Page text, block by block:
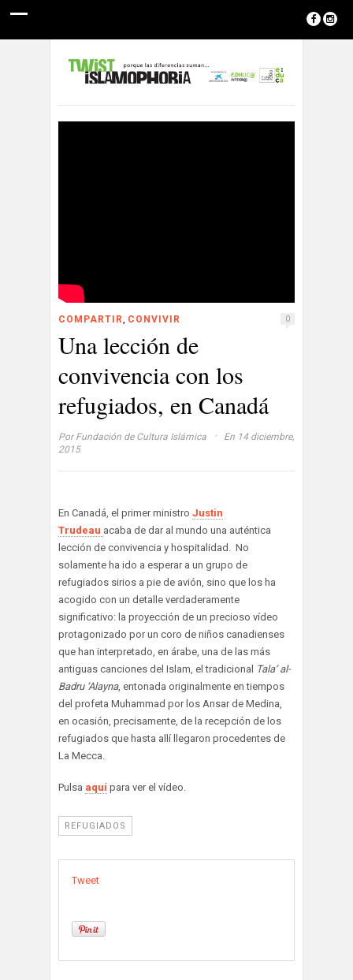
COMPARTIR, CONVIVIR 0
Una lección de
convivencia con los
refugiados, en Canadá
Por Fundación de Cultura Islámica ·
En 14 diciembre,
2015
En Canadá, el primer ministro Justin
Trudeau acaba de dar al mundo una auténtica
lección de convivencia y hospitalidad. No
solamente ha ido a esperar a un grupo de
refugiados sirios a pie de avión, sino que los ha
acogido con un detalle verdaderamente
significativo: la proyección de un precioso vídeo
protagonizado por un coro de niños canadienses
que han interpretado, en árabe, una de las más
antiguas canciones del Islam, el tradicional Tala’ al-
Badru ‘Alayna, entonada originalmente en tiempos
del profeta Muhammad por los Ansar de Medina,
en ocasión, precisamente, de la recepción de los
refugiados que hasta allí llegaron procedentes de
La Mecca.
Pulsa aquí para ver el vídeo.
REFUGIADOS
Tweet